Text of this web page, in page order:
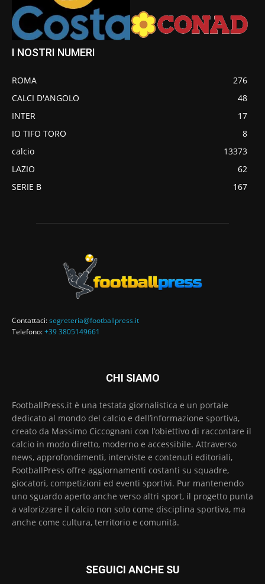
I NOSTRI NUMERI
ROMA
276
CALCI D'ANGOLO
48
INTER
17
IO TIFO TORO
8
calcio
13373
LAZIO
62
SERIE B
167
Contattaci:segreteria@footballpress.it
Telefono:+39 3805149661
CHI SIAMO
FootballPress.it è una testata giornalistica e un portale
dedicato al mondo del calcio e dell’informazione sportiva,
creato da Massimo Ciccognani con l’obiettivo di raccontare il
calcio in modo diretto, moderno e accessibile. Attraverso
news, approfondimenti, interviste e contenuti editoriali,
FootballPress offre aggiornamenti costanti su squadre,
giocatori, competizioni ed eventi sportivi. Pur mantenendo
uno sguardo aperto anche verso altri sport, il progetto punta
a valorizzare il calcio non solo come disciplina sportiva, ma
anche come cultura, territorio e comunità.
SEGUICI ANCHE SU